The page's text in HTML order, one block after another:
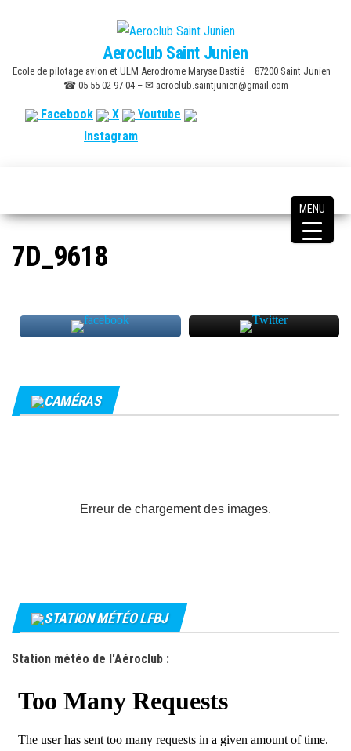
content
Aeroclub Saint Junien
Ecole de pilotage avion et ULM Aerodrome Maryse Bastié – 87200 Saint Junien –
☎ 05 55 02 97 04 – ✉ aeroclub.saintjunien@gmail.com
Facebook X
Youtube
Instagram
7D_9618
CAMÉRAS
Erreur de chargement des images.
STATION MÉTÉO LFBJ
Station météo de l'Aéroclub :
MENU